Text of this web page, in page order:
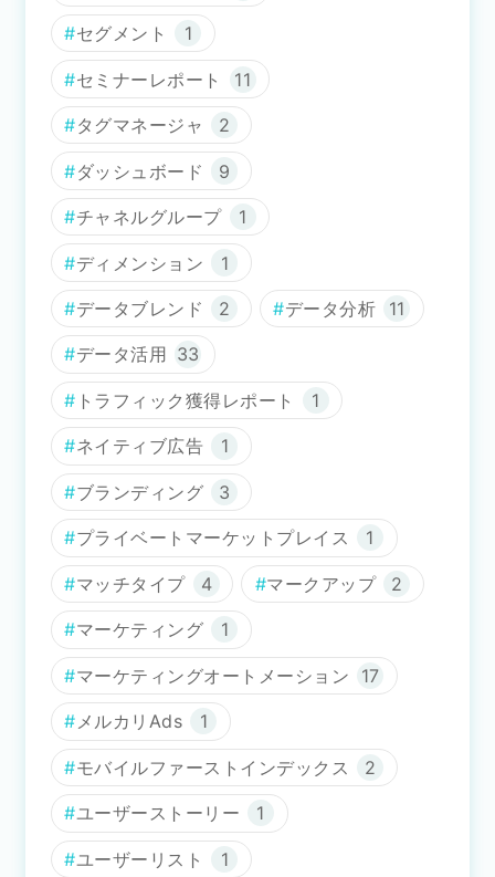
セグメント 1
セミナーレポート 11
タグマネージャ 2
ダッシュボード 9
チャネルグループ 1
ディメンション 1
データブレンド 2 データ分析 11
データ活用 33
トラフィック獲得レポート 1
ネイティブ広告 1
ブランディング 3
プライベートマーケットプレイス 1
マッチタイプ 4 マークアップ 2
マーケティング 1
マーケティングオートメーション 17
メルカリAds 1
モバイルファーストインデックス 2
ユーザーストーリー 1
ユーザーリスト 1